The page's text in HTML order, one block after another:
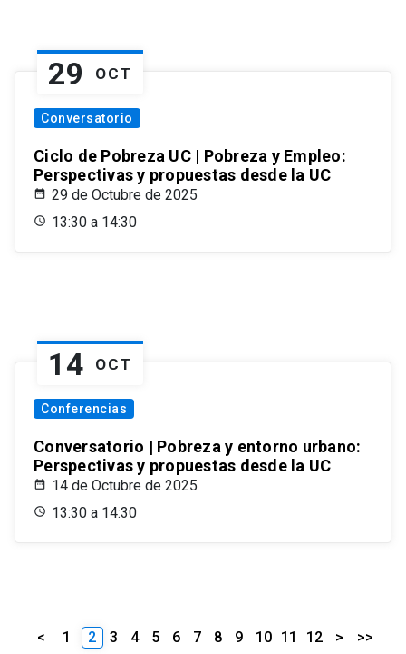
29 OCT
Conversatorio
Ciclo de Pobreza UC | Pobreza y Empleo:
Perspectivas y propuestas desde la UC
29 de Octubre de 2025
13:30 a 14:30
14 OCT
Conferencias
Conversatorio | Pobreza y entorno urbano:
Perspectivas y propuestas desde la UC
14 de Octubre de 2025
13:30 a 14:30
< 1 2 3 4 5 6 7 8 9 10 11 12 > >>